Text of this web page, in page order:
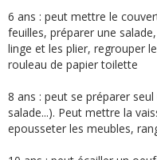
6 ans : peut mettre le
feuilles, préparer une
linge et les plier, regrouper
rouleau de papier toilette
8 ans : peut se préparer
salade...). Peut mettre la
epousseter les meubles,